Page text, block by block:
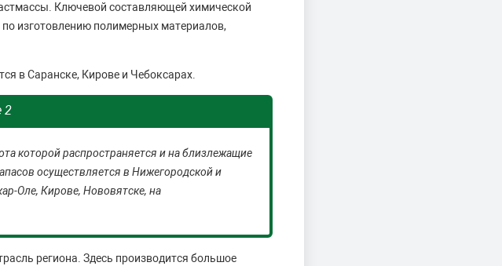
Ключевой составляющей химической
изготовлению полимерных материалов,
в Саранске, Кирове и Чебоксарах.
2
которой распространяется и на близлежащие
осуществляется в Нижегородской и
Оле, Кирове, Нововятске, на
региона. Здесь производится большое